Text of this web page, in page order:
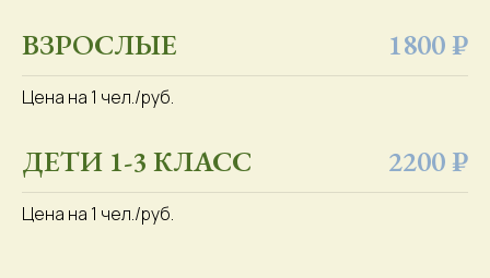
ВЗРОСЛЫЕ 1800 ₽
Цена на 1 чел./руб.
ДЕТИ 1-3 КЛАСС 2200 ₽
Цена на 1 чел./руб.